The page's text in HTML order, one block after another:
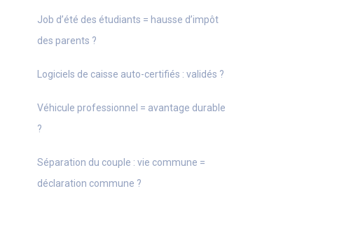
Job d’été des étudiants = hausse d’impôt
des parents ?
Logiciels de caisse auto-certifiés : validés ?
Véhicule professionnel = avantage durable
?
Séparation du couple : vie commune =
déclaration commune ?